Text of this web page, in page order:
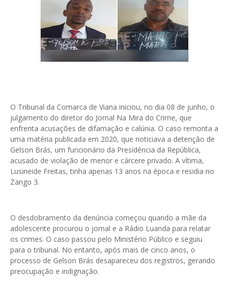
O Tribunal da Comarca de Viana iniciou, no dia 08 de junho, o
julgamento do diretor do Jornal Na Mira do Crime, que
enfrenta acusações de difamação e calúnia. O caso remonta a
uma matéria publicada em 2020, que noticiava a detenção de
Gelson Brás, um funcionário da Presidência da República,
acusado de violação de menor e cárcere privado. A vítima,
Lusineide Freitas, tinha apenas 13 anos na época e residia no
Zango 3.
O desdobramento da denúncia começou quando a mãe da
adolescente procurou o jornal e a Rádio Luanda para relatar
os crimes. O caso passou pelo Ministério Público e seguiu
para o tribunal. No entanto, após mais de cinco anos, o
processo de Gelson Brás desapareceu dos registros, gerando
preocupação e indignação.